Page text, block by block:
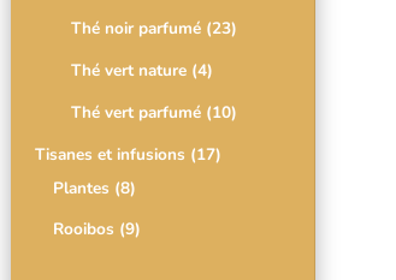
Thé noir parfumé (23)
Thé vert nature (4)
Thé vert parfumé (10)
Tisanes et infusions (17)
Plantes (8)
Rooibos (9)